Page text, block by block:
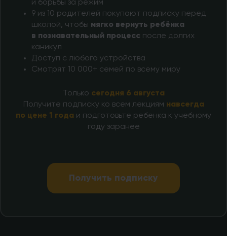
и борьбы за режим
9 из 10 родителей покупают подписку перед
школой, чтобы мягко вернуть ребёнка
в познавательный процесс после долгих
каникул
Доступ с любого устройства
Смотрят 10 000+ семей по всему миру
Только сегодня 6 августа
Получите подписку ко всем лекциям навсегда
по цене 1 года и подготовьте ребенка к учебному
году заранее
Получить подписку